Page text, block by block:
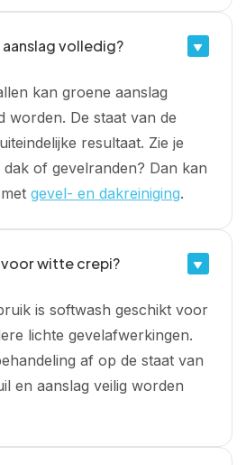
volledig?
kan groene aanslag
worden. De staat van de
resultaat. Zie je
of gevelranden? Dan kan
gevel- en dakreiniging.
witte crepi?
is softwash geschikt voor
lichte gevelafwerkingen.
af op de staat van
en aanslag veilig worden